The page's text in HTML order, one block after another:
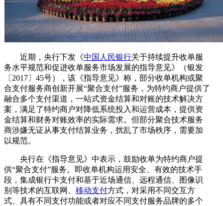
近期，央行下发《中国人民银行关于持续提升收单服
务水平规范和促进收单服务市场发展的指导意见》（银发
〔2017〕45号），该《指导意见》称，部分收单机构或聚
合支付服务商创新开展“聚合支付”服务，为特约商户提供了
融合多个支付渠道，一站式资金结算和对账的技术解决方
案，满足了特约商户对降低系统投入和运营成本，提供资
金结算和财务对账效率的实际需求。但部分聚合技术服务
商涉嫌无证从事支付结算业务，扰乱了市场秩序，需要加
以规范。
央行在《指导意见》中表示，鼓励收单为特约商户提
供“聚合支付”服务。即收单机构运用安全、有效的技术手
段，集成银行卡支付和基于近场通信、远程通信、图像识
别等技术的互联网、 移动支付方式，对采用不同交互方
式、具有不同支付功能或者对应不同支付服务品牌的多个